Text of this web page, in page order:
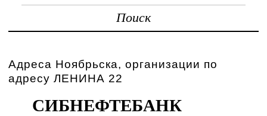
Поиск
Адреса Ноябрьска, организации по
адресу ЛЕНИНА 22
СИБНЕФТЕБАНК